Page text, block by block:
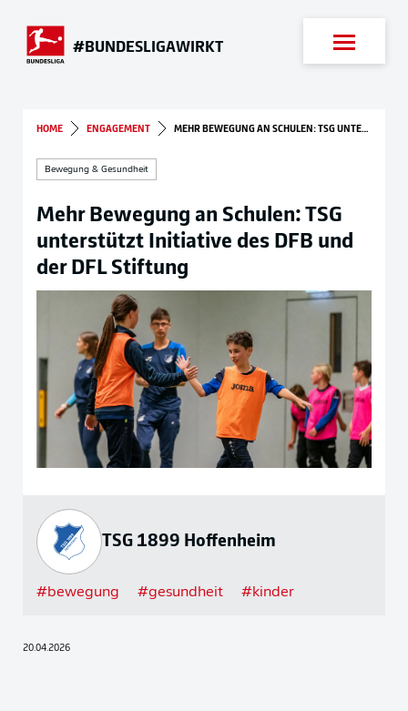
#BUNDESLIGAWIRKT
Suche
HOME ENGAGEMENT MEHR BEWEGUNG AN SCHULEN: TSG UNTERSTÜTZT INITIATIVE DES DFB UND DER DFL STIFTUNG
Bewegung & Gesundheit
Mehr Bewegung an Schulen: TSG
unterstützt Initiative des DFB und
der DFL Stiftung
TSG 1899 Hoffenheim
#bewegung #gesundheit #kinder
20.04.2026